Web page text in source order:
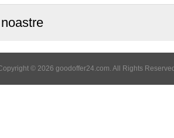
© 2026 goodoffer24.com. All Rights